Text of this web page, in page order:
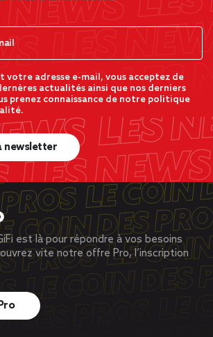
votre adresse e-mail, vous acceptez de
actualités ainsi que nos derniers
prenez connaissance de notre politique
newsletter
est là pour répondre à vos besoins
vite notre offre Pro, l’inscription